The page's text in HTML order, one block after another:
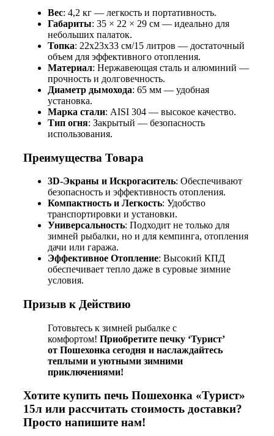
Вес: 4,2 кг — легкость и портативность.
Габариты: 35 × 22 × 29 см — идеально для
небольших палаток.
Топка: 22х23х33 см/15 литров — достаточный
объем для эффективного отопления.
Материал: Нержавеющая сталь и алюминий —
прочность и долговечность.
Диаметр дымохода: 65 мм — удобная
установка.
Марка стали: AISI 304 — высокое качество.
Тип огня: Закрытый — безопасность
использования.
Преимущества Товара
3D-Экраны и Искрогаситель: Обеспечивают
безопасность и эффективность отопления.
Компактность и Легкость: Удобство
транспортировки и установки.
Универсальность: Подходит не только для
зимней рыбалки, но и для кемпинга, отопления
дачи или гаража.
Эффективное Отопление: Высокий КПД
обеспечивает тепло даже в суровые зимние
условия.
Призыв к Действию
Готовьтесь к зимней рыбалке с
комфортом! Приобретите печку ‘Турист’
от Пошехонка сегодня и наслаждайтесь
теплыми и уютными зимними
приключениями!
Хотите купить печь Пошехонка «Турист»
15л или рассчитать стоимость доставки?
Просто напишите нам!